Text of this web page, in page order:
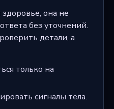
она не
без уточнений.
детали, а
только на
сигналы тела.